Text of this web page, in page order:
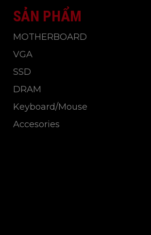
SẢN PHẨM
MOTHERBOARD
VGA
SSD
DRAM
Keyboard/Mouse
Accesories